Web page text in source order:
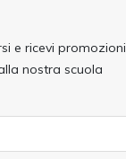
e ricevi promozioni
nostra scuola